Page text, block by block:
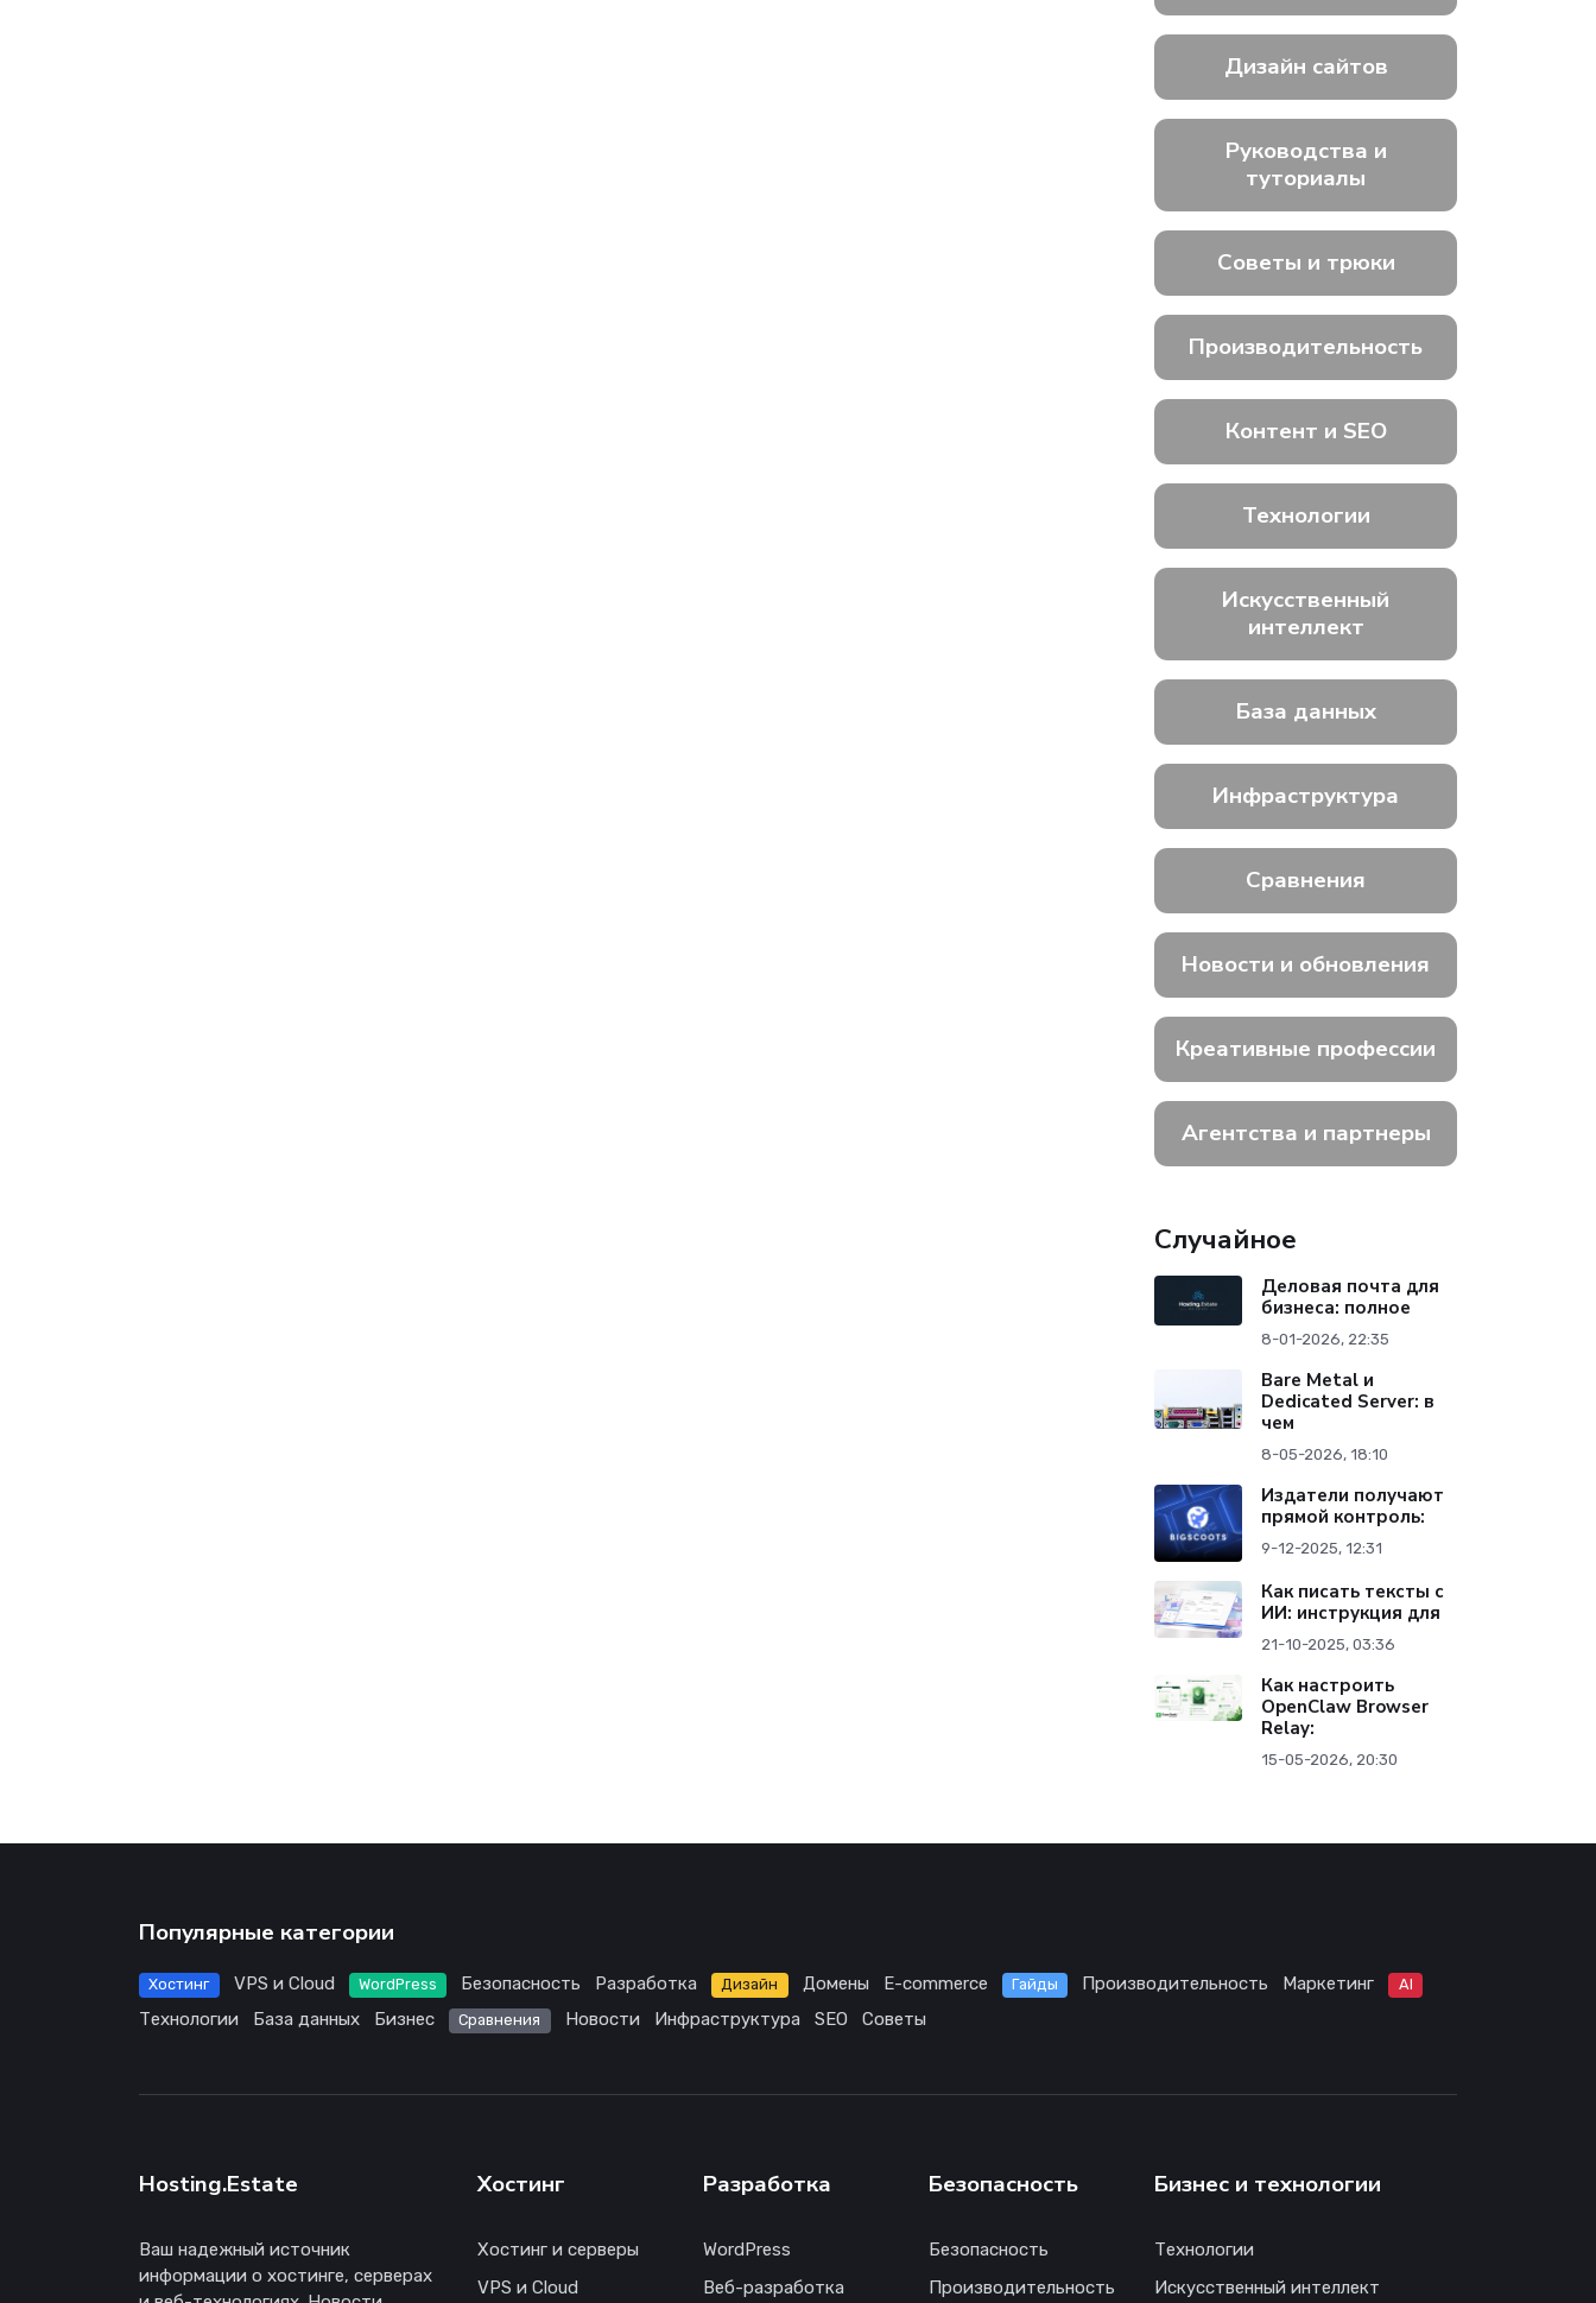
Дизайн сайтов
Руководства и
туториалы
Советы и трюки
Производительность
Контент и SEO
Технологии
Искусственный
интеллект
База данных
Инфраструктура
Сравнения
Новости и обновления
Креативные профессии
Агентства и партнеры
Случайное
Деловая почта для
бизнеса: полное
8-01-2026, 22:35
Bare Metal и
Dedicated Server: в
чем
8-05-2026, 18:10
Издатели получают
прямой контроль:
9-12-2025, 12:31
Как писать тексты с
ИИ: инструкция для
21-10-2025, 03:36
Как настроить
OpenClaw Browser
Relay:
15-05-2026, 20:30
Популярные категории
Хостинг VPS и Cloud WordPress Безопасность Разработка Дизайн Домены E-commerce Гайды Производительность Маркетинг AI
Технологии База данных Бизнес Сравнения Новости Инфраструктура SEO Советы
Hosting.Estate
Ваш надежный источник
информации о хостинге, серверах
Хостинг
Хостинг и серверы
VPS и Cloud
Разработка
WordPress
Веб-разработка
Безопасность
Безопасность
Производительность
Бизнес и технологии
Технологии
Искусственный интеллект